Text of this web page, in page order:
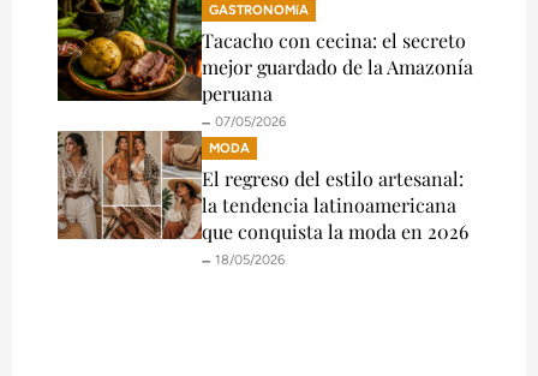
GASTRONOMíA
Tacacho con cecina: el secreto
mejor guardado de la Amazonía
peruana
🗕️ 07/05/2026
MODA
El regreso del estilo artesanal:
la tendencia latinoamericana
que conquista la moda en 2026
🗕️ 18/05/2026